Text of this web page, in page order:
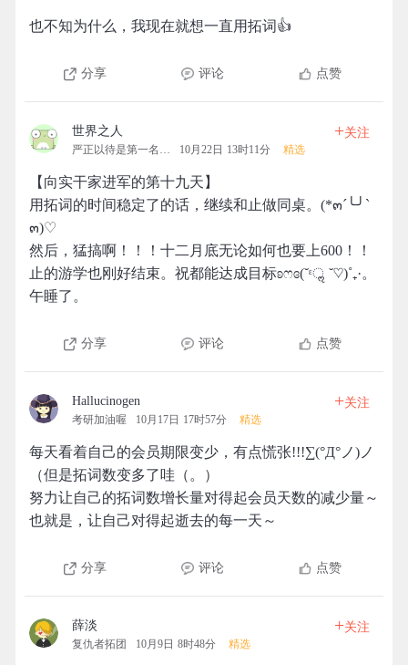
也不知为什么，我现在就想一直用拓词👍
分享 评论 点赞
世界之人
严正以待是第一名的拓团 10月22日 13时11分 精选
+关注
【向实干家进军的第十九天】
用拓词的时间稳定了的话，继续和止做同桌。(*๓´╰╯`
๓)♡
然后，猛搞啊！！！十二月底无论如何也要上600！！
止的游学也刚好结束。祝都能达成目标ʚෆɞ(˘ᵋॢ ˘♡)˚₊·。
午睡了。
分享 评论 点赞
Hallucinogen
考研加油喔 10月17日 17时57分 精选
+关注
每天看着自己的会员期限变少，有点慌张!!!∑(°Д°ノ)ノ
（但是拓词数变多了哇（。）
努力让自己的拓词数增长量对得起会员天数的减少量～
也就是，让自己对得起逝去的每一天～
分享 评论 点赞
薛淡
复仇者拓团 10月9日 8时48分 精选
+关注